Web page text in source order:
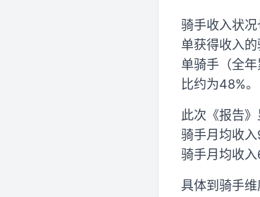
骑手收入状
单获得收入
单骑手（全
比约为48%。
此次《报告
骑手月均收
骑手月均收入
具体到骑手